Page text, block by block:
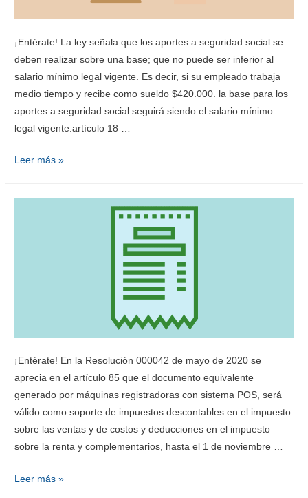
¡Entérate! La ley señala que los aportes a seguridad social se
deben realizar sobre una base; que no puede ser inferior al
salario mínimo legal vigente. Es decir, si su empleado trabaja
medio tiempo y recibe como sueldo $420.000. la base para los
aportes a seguridad social seguirá siendo el salario mínimo
legal vigente.artículo 18 …
Leer más »
¡Entérate! En la Resolución 000042 de mayo de 2020 se
aprecia en el artículo 85 que el documento equivalente
generado por máquinas registradoras con sistema POS, será
válido como soporte de impuestos descontables en el impuesto
sobre las ventas y de costos y deducciones en el impuesto
sobre la renta y complementarios, hasta el 1 de noviembre …
Leer más »